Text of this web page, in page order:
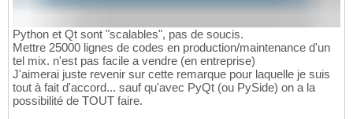
Python et Qt sont "scalables", pas de soucis.
Mettre 25000 lignes de codes en production/maintenance d'un
tel mix. n'est pas facile a vendre (en entreprise)
J'aimerai juste revenir sur cette remarque pour laquelle je suis
tout à fait d'accord... sauf qu'avec PyQt (ou PySide) on a la
possibilité de TOUT faire.